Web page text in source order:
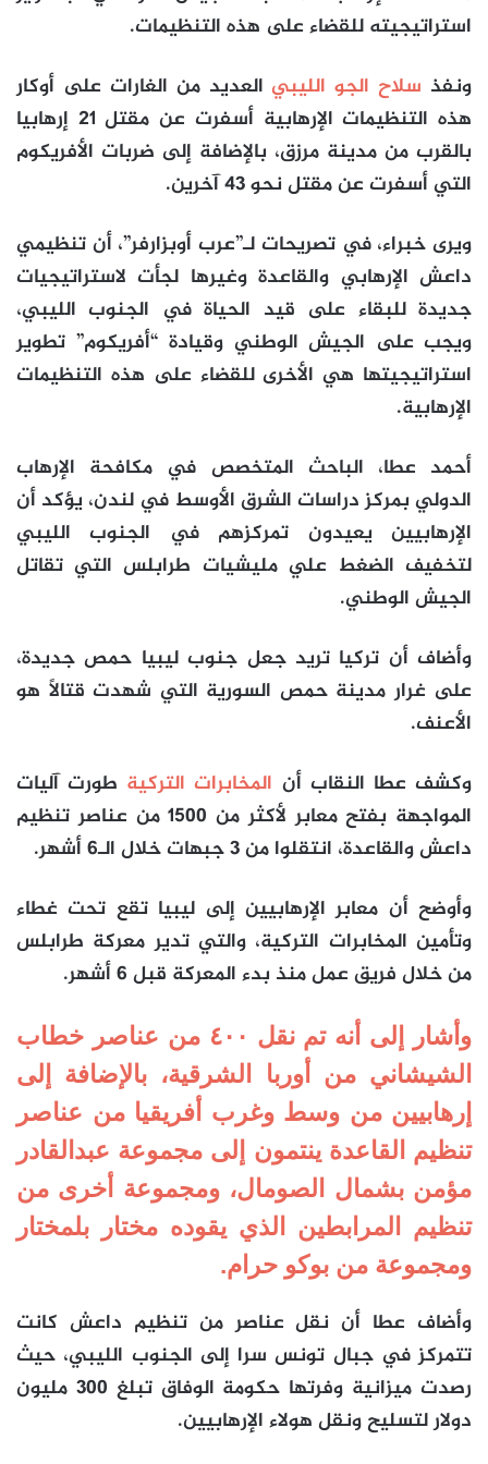
استراتيجيته للقضاء على هذه التنظيمات.
ونفذ سلاح الجو الليبيالعديد من الغارات على أوكار
هذه التنظيمات الإرهابية أسفرت عن مقتل 21 إرهابيا
بالقرب من مدينة مرزق، بالإضافة إلى ضربات الأفريكوم
التي أسفرت عن مقتل نحو 43 آخرين.
ويرى خبراء، في تصريحات لـ”عرب أوبزارفر”، أن تنظيمي
داعش الإرهابي والقاعدة وغيرها لجأت لاستراتيجيات
جديدة للبقاء على قيد الحياة في الجنوب الليبي،
ويجب على الجيش الوطني وقيادة “أفريكوم” تطوير
استراتيجيتها هي الأخرى للقضاء على هذه التنظيمات
الإرهابية.
أحمد عطا، الباحث المتخصص في مكافحة الإرهاب
الدولي بمركز دراسات الشرق الأوسط في لندن، يؤكد أن
الإرهابيين يعيدون تمركزهم في الجنوب الليبي
لتخفيف الضغط علي مليشيات طرابلس التي تقاتل
الجيش الوطني.
وأضاف أن تركيا تريد جعل جنوب ليبيا حمص جديدة،
على غرار مدينة حمص السورية التي شهدت قتالاً هو
الأعنف.
وكشف عطا النقاب أن المخابرات التركية طورت آليات
المواجهة بفتح معابر لأكثر من ١٥٠٠ من عناصر تنظيم
داعش والقاعدة، انتقلوا من 3 جبهات خلال الـ6 أشهر.
وأوضح أن معابر الإرهابيين إلى ليبيا تقع تحت غطاء
وتأمين المخابرات التركية، والتي تدير معركة طرابلس
من خلال فريق عمل منذ بدء المعركة قبل 6 أشهر.
وأشار إلى أنه تم نقل ٤٠٠ من عناصر خطاب
الشيشاني من أوربا الشرقية، بالإضافة إلى
إرهابيين من وسط وغرب أفريقيا من عناصر
تنظيم القاعدة ينتمون إلى مجموعة عبدالقادر
مؤمن بشمال الصومال، ومجموعة أخرى من
تنظيم المرابطين الذي يقوده مختار بلمختار
ومجموعة من بوكو حرام.
وأضاف عطا أن نقل عناصر من تنظيم داعش كانت
تتمركز في جبال تونس سرا إلى الجنوب الليبي، حيث
رصدت ميزانية وفرتها حكومة الوفاق تبلغ ٣٠٠ مليون
دولار لتسليح ونقل هولاء الإرهابيين.